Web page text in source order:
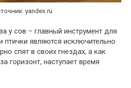
yandex.ru
у сов – главный инструмент для
птички являются исключительно
спят в своих гнездах, а как
горизонт, наступает время